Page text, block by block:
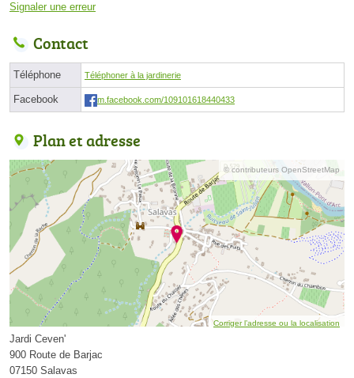
Signaler une erreur
Contact
Téléphone Téléphoner à la jardinerie
Facebook m.facebook.com/109101618440433
Plan et adresse
© contributeurs OpenStreetMap
Corriger l’adresse ou la localisation
Jardi Ceven'
900 Route de Barjac
07150 Salavas